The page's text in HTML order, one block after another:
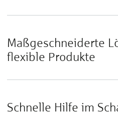
Maßgeschneiderte
flexible Produkte
Schnelle Hilfe im